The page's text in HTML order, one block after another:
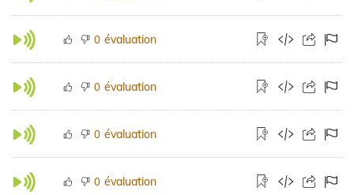
0 évaluation
0 évaluation
0 évaluation
0 évaluation